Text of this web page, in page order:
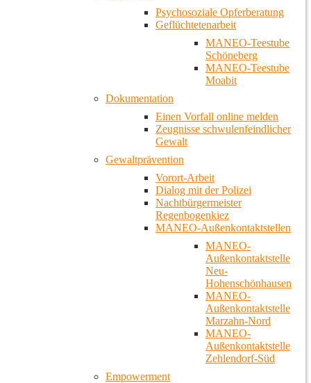
Psychosoziale Opferberatung
Geflüchtetenarbeit
MANEO-Teestube
Schöneberg
MANEO-Teestube
Moabit
Dokumentation
Einen Vorfall online melden
Zeugnisse schwulenfeindlicher
Gewalt
Gewaltprävention
Vorort-Arbeit
Dialog mit der Polizei
Nachtbürgermeister
Regenbogenkiez
MANEO-Außenkontaktstellen
MANEO-
Außenkontaktstelle
Neu-
Hohenschönhausen
MANEO-
Außenkontaktstelle
Marzahn-Nord
MANEO-
Außenkontaktstelle
Zehlendorf-Süd
Empowerment